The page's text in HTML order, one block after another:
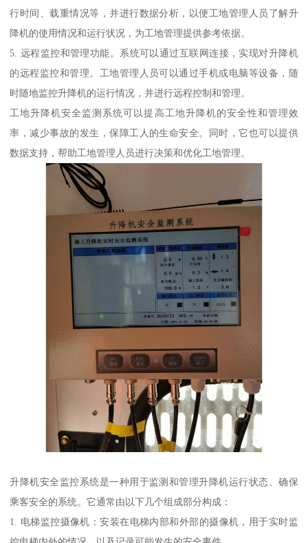
行时间、载重情况等，并进行数据分析，以便工地管理人员了解升
降机的使用情况和运行状况，为工地管理提供参考依据。
5. 远程监控和管理功能。系统可以通过互联网连接，实现对升降机
的远程监控和管理。工地管理人员可以通过手机或电脑等设备，随
时随地监控升降机的运行情况，并进行远程控制和管理。
工地升降机安全监测系统可以提高工地升降机的安全性和管理效
率，减少事故的发生，保障工人的生命安全。同时，它也可以提供
数据支持，帮助工地管理人员进行决策和优化工地管理。
升降机安全监控系统是一种用于监测和管理升降机运行状态、确保
乘客安全的系统。它通常由以下几个组成部分构成：
1. 电梯监控摄像机：安装在电梯内部和外部的摄像机，用于实时监